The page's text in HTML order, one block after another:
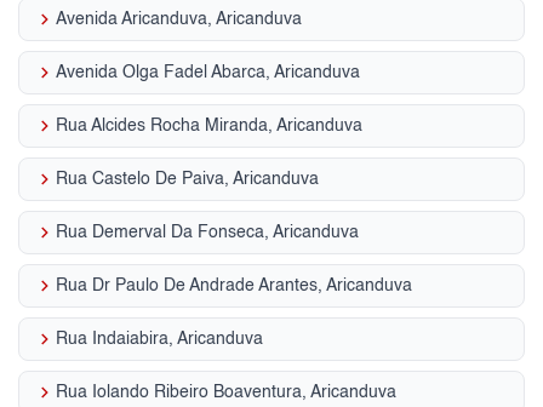
keyboard_arrow_right Avenida Aricanduva, Aricanduva
keyboard_arrow_right Avenida Olga Fadel Abarca, Aricanduva
keyboard_arrow_right Rua Alcides Rocha Miranda, Aricanduva
keyboard_arrow_right Rua Castelo De Paiva, Aricanduva
keyboard_arrow_right Rua Demerval Da Fonseca, Aricanduva
keyboard_arrow_right Rua Dr Paulo De Andrade Arantes, Aricanduva
keyboard_arrow_right Rua Indaiabira, Aricanduva
keyboard_arrow_right Rua Iolando Ribeiro Boaventura, Aricanduva